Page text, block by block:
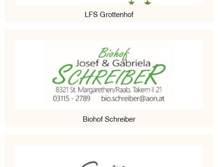
LFS Grottenhof
Biohof Schreiber